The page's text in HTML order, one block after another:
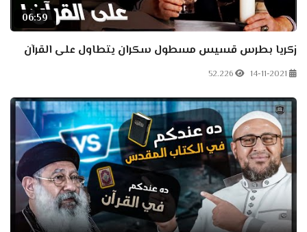
06:59
زكريا بطرس قسيس مسطول سكران يتطاول على القرآن
14-11-2021
52.226